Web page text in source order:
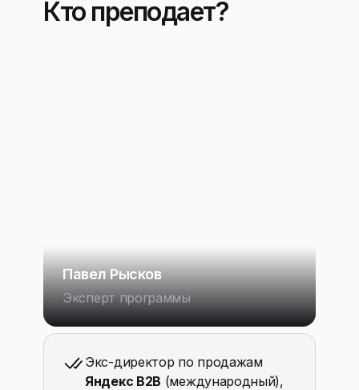
Кто преподает?
Павел Рысков
Эксперт программы
Экс-директор по продажам
Яндекс B2B (международный),